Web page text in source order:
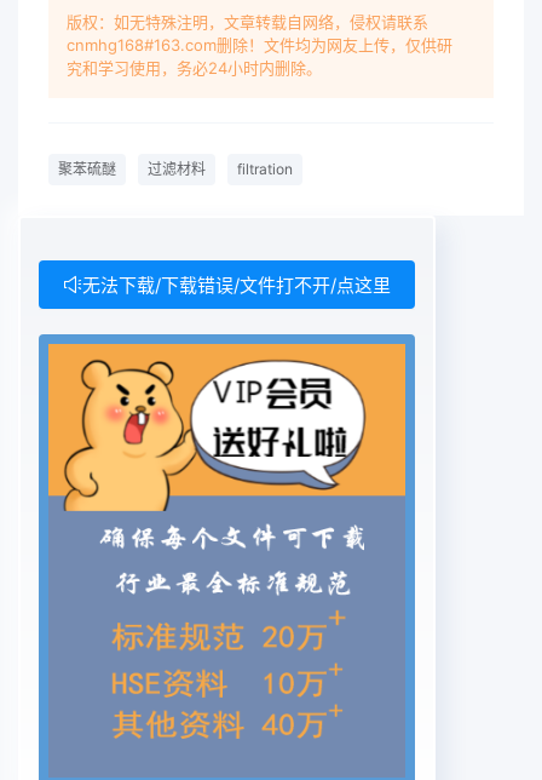
版权：如无特殊注明，文章转载自网络，侵权请联系
cnmhg168#163.com删除！文件均为网友上传，仅供研
究和学习使用，务必24小时内删除。
聚苯硫醚 过滤材料 filtration
无法下载/下载错误/文件打不开/点这里